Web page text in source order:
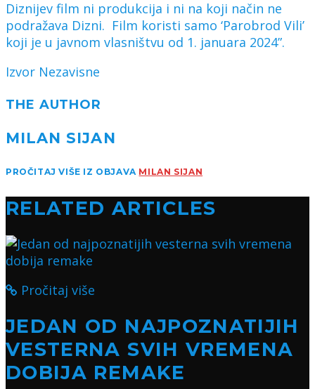
Diznijev film ni produkcija i ni na koji način ne
podražava Dizni. Film koristi samo ‘Parobrod Vili’
koji je u javnom vlasništvu od 1. januara 2024”.
Izvor Nezavisne
THE AUTHOR
MILAN SIJAN
PROČITAJ VIŠE IZ OBJAVA MILAN SIJAN
RELATED ARTICLES
Pročitaj više
JEDAN OD NAJPOZNATIJIH
VESTERNA SVIH VREMENA
DOBIJA REMAKE